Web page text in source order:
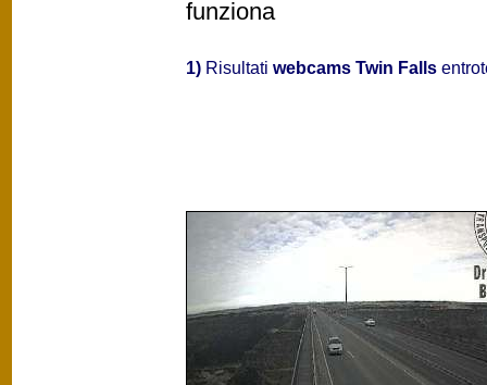
funziona
1) Risultati webcams Twin Falls